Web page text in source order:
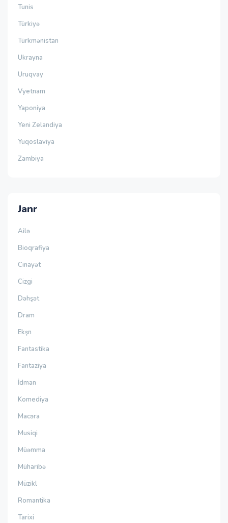
Tunis
Türkiyə
Türkmənistan
Ukrayna
Uruqvay
Vyetnam
Yaponiya
Yeni Zelandiya
Yuqoslaviya
Zambiya
Janr
Ailə
Bioqrafiya
Cinayət
Cizgi
Dəhşət
Dram
Ekşn
Fantastika
Fantaziya
İdman
Komediya
Macəra
Musiqi
Müəmma
Müharibə
Müzikl
Romantika
Tarixi